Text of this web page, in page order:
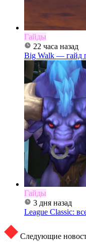
Гайды
22 часа назад
Big Walk — гайд
Гайды
3 дня назад
League Classic:
Следующие